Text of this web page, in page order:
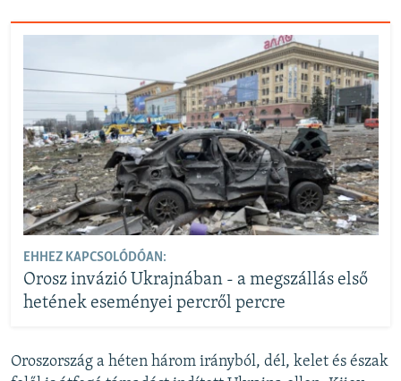
EHHEZ KAPCSOLÓDÓAN:
Orosz invázió Ukrajnában - a megszállás első
hetének eseményei percről percre
Oroszország a héten három irányból, dél, kelet és észak